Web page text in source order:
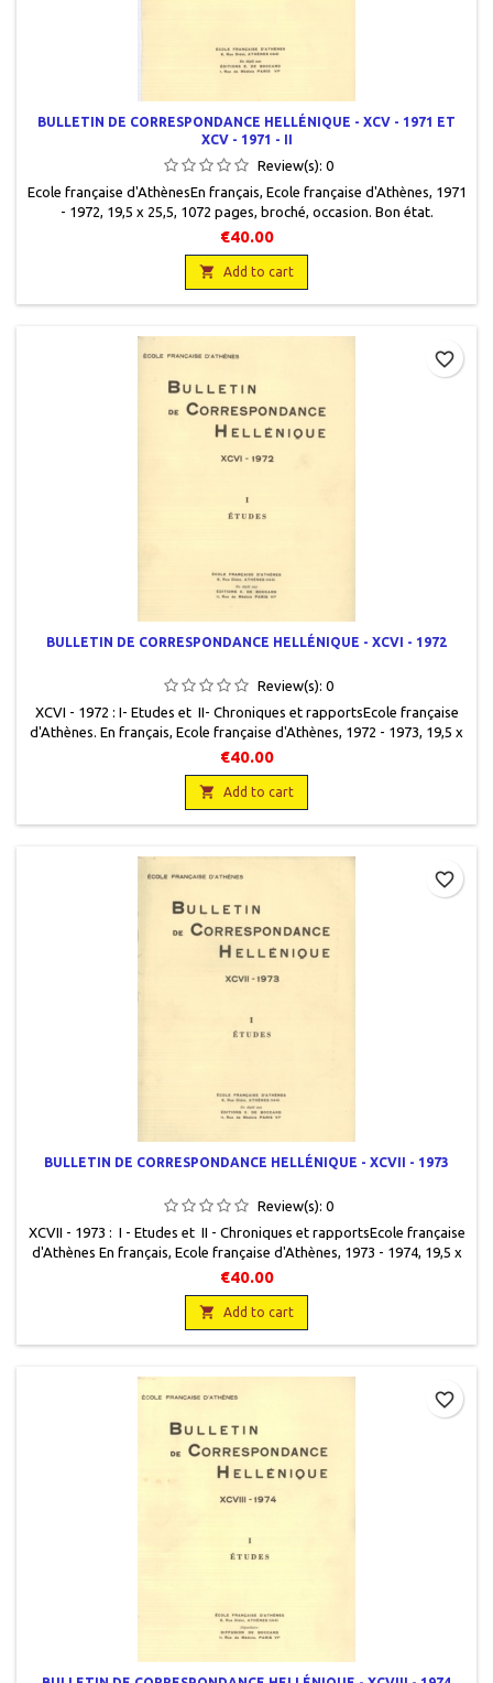
BULLETIN DE CORRESPONDANCE HELLÉNIQUE - XCV - 1971 ET
XCV - 1971 - II
Review(s): 0
Ecole française d'AthènesEn français, Ecole française d'Athènes, 1971
- 1972, 19,5 x 25,5, 1072 pages, broché, occasion. Bon état.
Couvertures très légèrement défraîchies. Non coupé. Les deux
volumes.
€40.00
 Add to cart
BULLETIN DE CORRESPONDANCE HELLÉNIQUE - XCVI - 1972
Review(s): 0
XCVI - 1972 : I- Etudes et II- Chroniques et rapportsEcole française
d'Athènes. En français, Ecole française d'Athènes, 1972 - 1973, 19,5 x
25,5, 1093 pages, broché, occasion. Bon état. Couvertures très
légèrement défraîchies. Non coupé. Les deux volumes
€40.00
 Add to cart
favorite_border
BULLETIN DE CORRESPONDANCE HELLÉNIQUE - XCVII - 1973
Review(s): 0
XCVII - 1973 : I - Etudes et II - Chroniques et rapportsEcole française
d'Athènes En français, Ecole française d'Athènes, 1973 - 1974, 19,5 x
25,5, 692 pages, broché, occasion . Bon état. Couvertures très
légèrement défraîchies. Non coupé. Les deux volumes.
€40.00
 Add to cart
favorite_border
favorite_border